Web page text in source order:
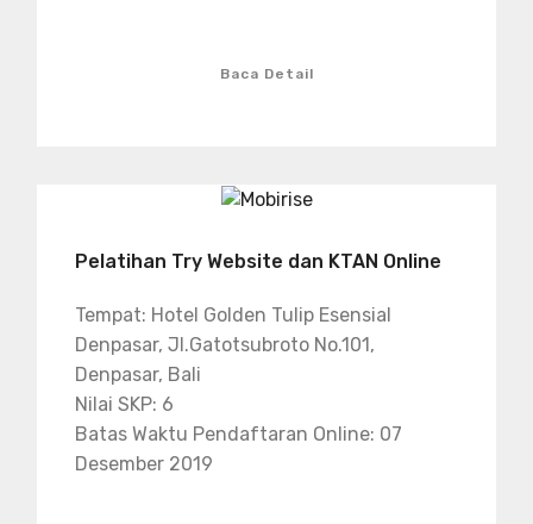
Baca Detail
Pelatihan Try Website dan KTAN Online
Tempat: Hotel Golden Tulip Esensial
Denpasar, Jl.Gatotsubroto No.101,
Denpasar, Bali
Nilai SKP: 6
Batas Waktu Pendaftaran Online: 07
Desember 2019